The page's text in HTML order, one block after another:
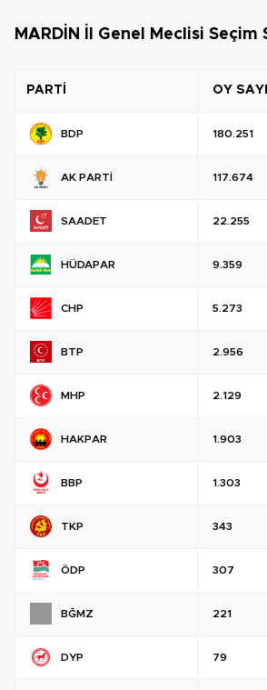
MARDİN İl Genel Meclisi Seçim
PARTİ OY
BDP 180.251
AK PARTİ 117.674
SAADET 22.255
HÜDAPAR 9.359
CHP 5.273
BTP 2.956
MHP 2.129
HAKPAR 1.903
BBP 1.303
TKP 343
ÖDP 307
BĞMZ 221
DYP 79